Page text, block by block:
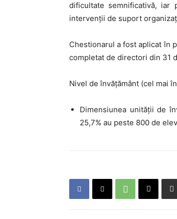
dificultate semnificativă, iar
intervenții de suport
Chestionarul a fost aplicat în
completat de directori din 31
Nivel de învățământ (cel mai
Dimensiunea unității de
25,7% au peste 800 de